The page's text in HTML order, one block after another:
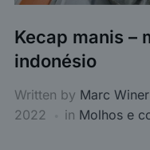
Kecap manis –
indonésio
Written by Marc Winer
2022
in Molhos e